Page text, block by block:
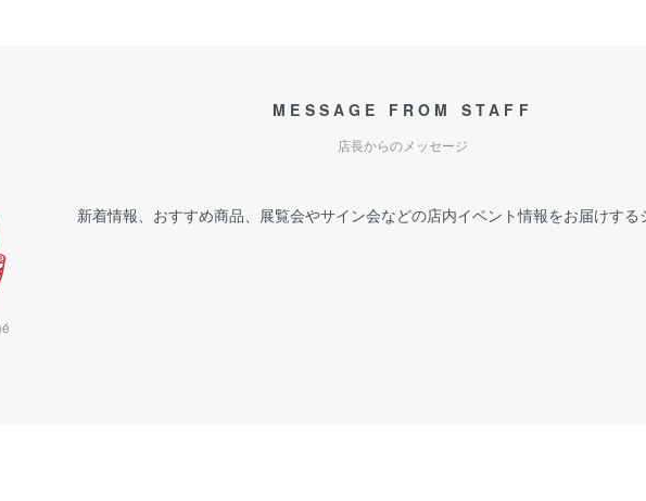
MESSAGE FROM STAFF
店長からのメッセージ
新着情報、おすすめ商品、展覧会やサイン会などの店内イベント情報をお届けする